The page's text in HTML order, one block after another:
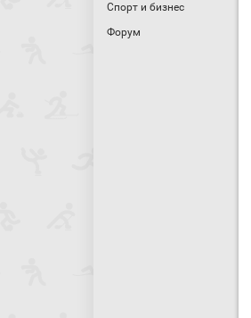
Спорт и бизнес
Форум